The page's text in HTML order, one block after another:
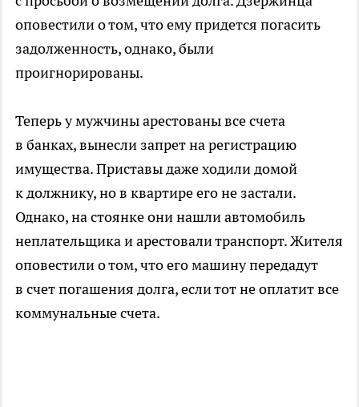
оповестили о том, что ему придется погасить
задолженность, однако, были
проигнорированы.
Теперь у мужчины арестованы все счета
в банках, вынесли запрет на регистрацию
имущества. Приставы даже ходили домой
к должнику, но в квартире его не застали.
Однако, на стоянке они нашли автомобиль
неплательщика и арестовали транспорт. Жителя
оповестили о том, что его машину передадут
в счет погашения долга, если тот не оплатит все
коммунальные счета.